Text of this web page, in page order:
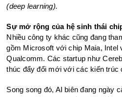
(deep learning).
Sự mở rộng của hệ sinh thái
Nhiều công ty khác cũng đang
gồm Microsoft với chip Maia, Intel
Qualcomm. Các startup như
thúc đẩy đổi mới với các kiến trúc
Song song đó, AI biên đang ngày